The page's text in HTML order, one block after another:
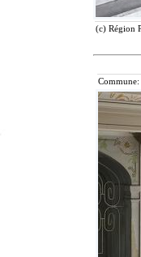
(c) Région